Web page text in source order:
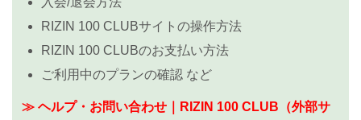
RIZIN 100 CLUBサイトの操作方法
RIZIN 100 CLUBのお支払い方法
ご利用中のプランの確認 など
≫ ヘルプ・お問い合わせ｜RIZIN 100 CLUB（外部サ